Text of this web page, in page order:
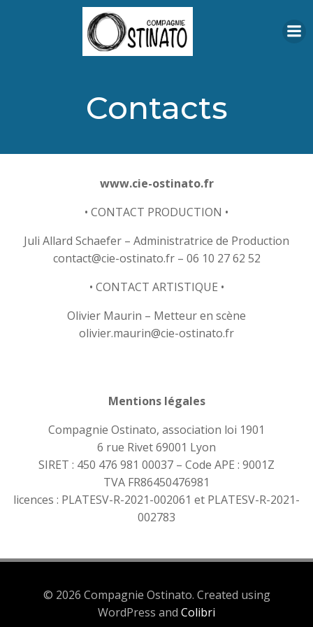
Aller
au
contenu
Contacts
www.cie-ostinato.fr
• CONTACT PRODUCTION •
Juli Allard Schaefer – Administratrice de Production
contact@cie-ostinato.fr – 06 10 27 62 52
• CONTACT ARTISTIQUE •
Olivier Maurin – Metteur en scène
olivier.maurin@cie-ostinato.fr
Mentions légales
Compagnie Ostinato, association loi 1901
6 rue Rivet 69001 Lyon
SIRET : 450 476 981 00037 – Code APE : 9001Z
TVA FR86450476981
licences : PLATESV-R-2021-002061 et PLATESV-R-2021-
002783
© 2026 Compagnie Ostinato. Created using
WordPress and Colibri